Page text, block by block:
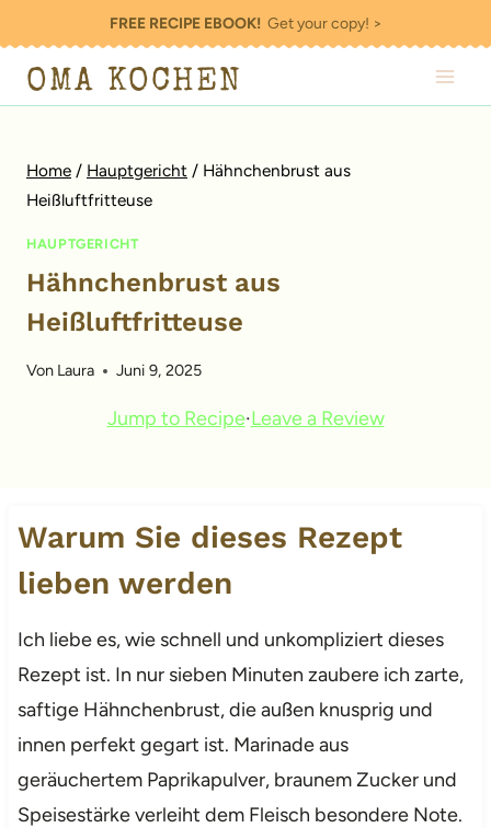
Inhalt
springen
FREE RECIPE EBOOK!Get your copy! >
OMA KOCHEN
Home / Hauptgericht / Hähnchenbrust aus
Heißluftfritteuse
HAUPTGERICHT
Hähnchenbrust aus
Heißluftfritteuse
Von Laura Juni 9, 2025
Jump to Recipe·Leave a Review
Warum Sie dieses Rezept
lieben werden
Ich liebe es, wie schnell und unkompliziert dieses
Rezept ist. In nur sieben Minuten zaubere ich zarte,
saftige Hähnchenbrust, die außen knusprig und
innen perfekt gegart ist. Marinade aus
geräuchertem Paprikapulver, braunem Zucker und
Speisestärke verleiht dem Fleisch besondere Note.